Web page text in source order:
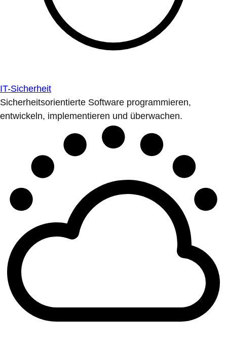
IT-Sicherheit
Sicherheitsorientierte Software programmieren,
entwickeln, implementieren und überwachen.